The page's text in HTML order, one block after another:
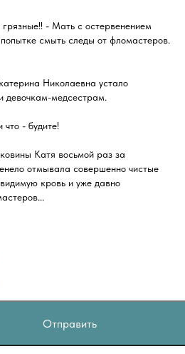
- Мать с остервенением
смыть следы от фломастеров.
Николаевна устало
девочкам-медсестрам.
- будите!
Катя восьмой раз за
отмывала совершенно чистые
кровь и уже давно
Отправить